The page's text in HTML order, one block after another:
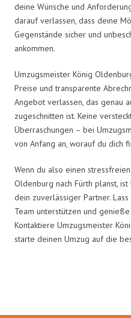
deine Wünsche und
darauf verlassen, dass deine
Gegenstände sicher und
ankommen.
Umzugsmeister König
Preise und transparente
Angebot verlassen, das genau
zugeschnitten ist. Keine
Überraschungen – bei
von Anfang an, worauf du dich
Wenn du also einen
Oldenburg nach Fürth planst,
dein zuverlässiger Partner.
Team unterstützen und
Kontaktiere Umzugsmeister
starte deinen Umzug auf die